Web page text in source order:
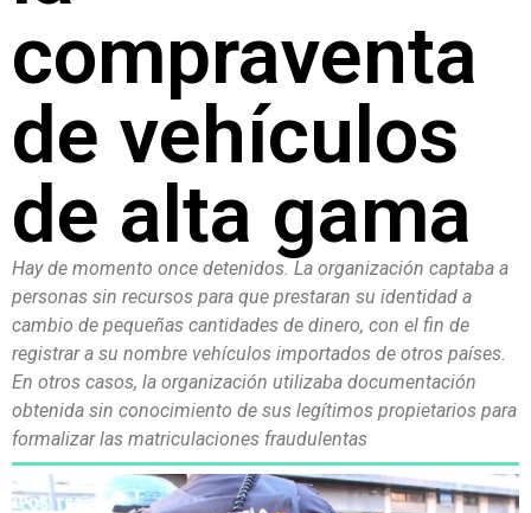
compraventa
de vehículos
de alta gama
Hay de momento once detenidos. La organización captaba a
personas sin recursos para que prestaran su identidad a
cambio de pequeñas cantidades de dinero, con el fin de
registrar a su nombre vehículos importados de otros países.
En otros casos, la organización utilizaba documentación
obtenida sin conocimiento de sus legítimos propietarios para
formalizar las matriculaciones fraudulentas